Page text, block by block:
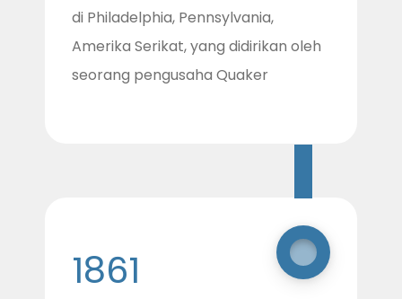
di Philadelphia, Pennsylvania,
Amerika Serikat, yang didirikan oleh
seorang pengusaha Quaker
1861